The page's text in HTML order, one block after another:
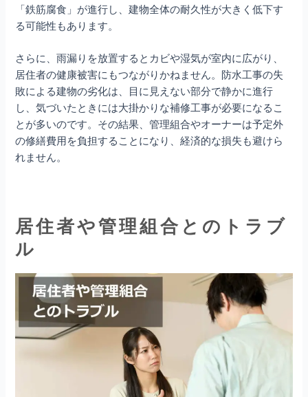
「鉄筋腐食」が進行し、建物全体の耐久性が大きく低下す
る可能性もあります。
さらに、雨漏りを放置するとカビや湿気が室内に広がり、
居住者の健康被害にもつながりかねません。防水工事の失
敗による建物の劣化は、目に見えない部分で静かに進行
し、気づいたときには大掛かりな補修工事が必要になるこ
とが多いのです。その結果、管理組合やオーナーは予定外
の修繕費用を負担することになり、経済的な損失も避けら
れません。
居住者や管理組合とのトラブ
ル